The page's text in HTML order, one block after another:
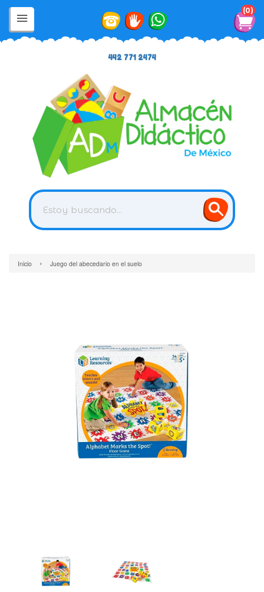
0
442 771 2474
Inicio › Juego del abecedario en el suelo